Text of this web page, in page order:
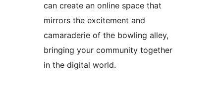
can create an online space that
mirrors the excitement and
camaraderie of the bowling alley,
bringing your community together
in the digital world.